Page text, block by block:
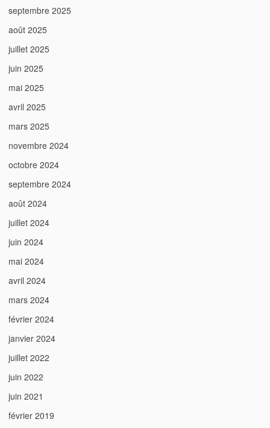
septembre 2025
août 2025
juillet 2025
juin 2025
mai 2025
avril 2025
mars 2025
novembre 2024
octobre 2024
septembre 2024
août 2024
juillet 2024
juin 2024
mai 2024
avril 2024
mars 2024
février 2024
janvier 2024
juillet 2022
juin 2022
juin 2021
février 2019